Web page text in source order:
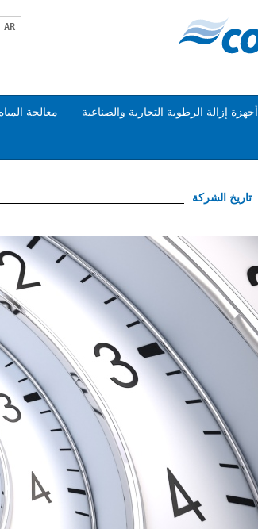
AR
أجهزة إزالة الرطوبة التجارية والصناعية معالجة المياه
تاريخ الشركة